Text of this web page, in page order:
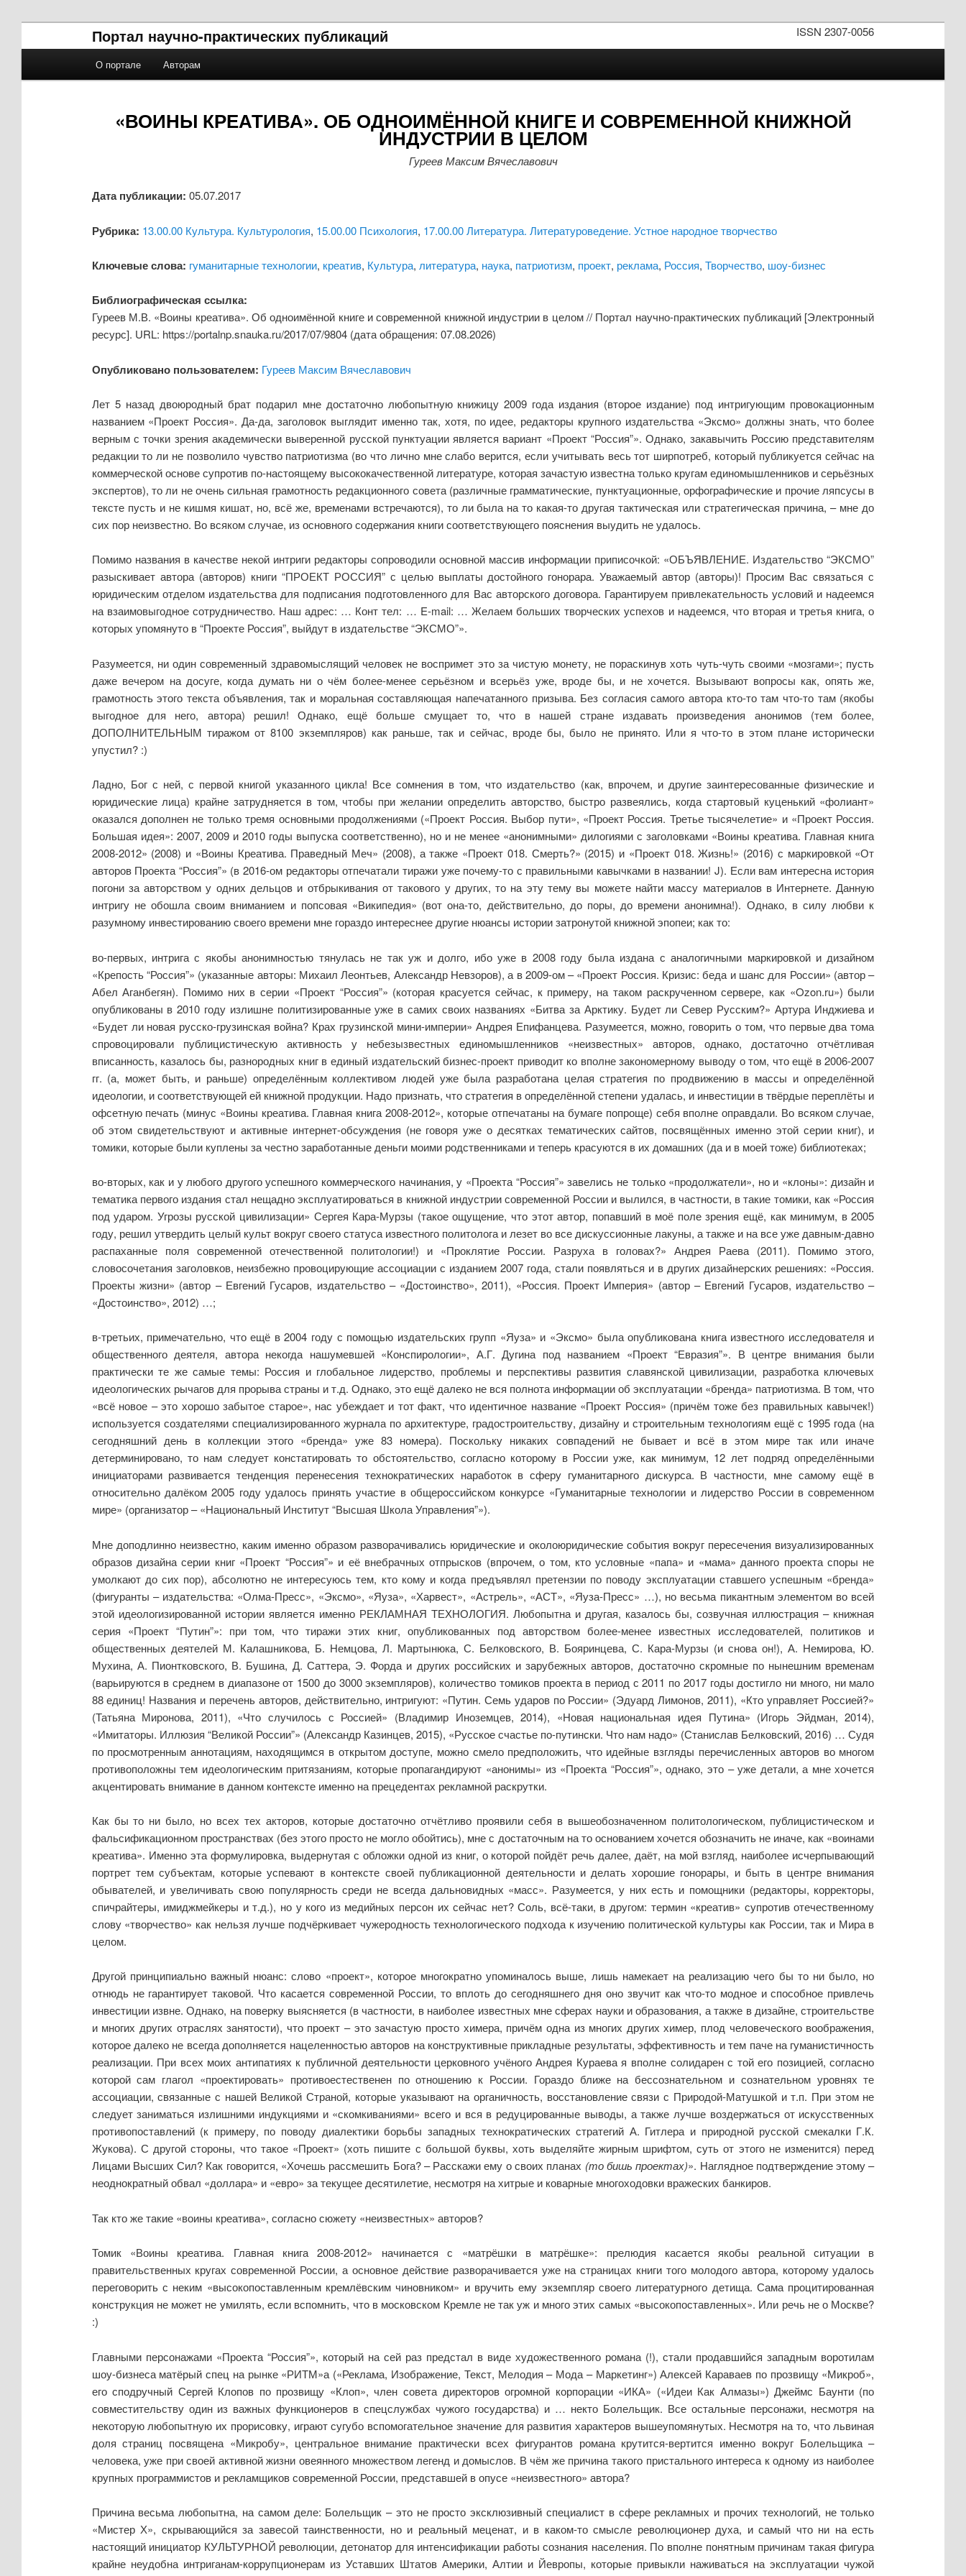
Портал научно-практических публикаций
ISSN 2307-0056
Перейти к основному содержимому
Перейти к дополнительному содержимому
О портале Авторам
«ВОИНЫ КРЕАТИВА». ОБ ОДНОИМЁННОЙ КНИГЕ И СОВРЕМЕННОЙ КНИЖНОЙ
ИНДУСТРИИ В ЦЕЛОМ
Гуреев Максим Вячеславович
Дата публикации: 05.07.2017
Рубрика: 13.00.00 Культура. Культурология, 15.00.00 Психология, 17.00.00 Литература. Литературоведение. Устное народное творчество
Ключевые слова: гуманитарные технологии, креатив, Культура, литература, наука, патриотизм, проект, реклама, Россия, Творчество, шоу-бизнес
Библиографическая ссылка:
Гуреев М.В. «Воины креатива». Об одноимённой книге и современной книжной индустрии в целом // Портал научно-практических публикаций [Электронный
ресурс]. URL: https://portalnp.snauka.ru/2017/07/9804 (дата обращения: 07.08.2026)
Опубликовано пользователем: Гуреев Максим Вячеславович
Лет 5 назад двоюродный брат подарил мне достаточно любопытную книжицу 2009 года издания (второе издание) под интригующим провокационным
названием «Проект Россия». Да-да, заголовок выглядит именно так, хотя, по идее, редакторы крупного издательства «Эксмо» должны знать, что более
верным с точки зрения академически выверенной русской пунктуации является вариант «Проект “Россия”». Однако, закавычить Россию представителям
редакции то ли не позволило чувство патриотизма (во что лично мне слабо верится, если учитывать весь тот ширпотреб, который публикуется сейчас на
коммерческой основе супротив по-настоящему высококачественной литературе, которая зачастую известна только кругам единомышленников и серьёзных
экспертов), то ли не очень сильная грамотность редакционного совета (различные грамматические, пунктуационные, орфографические и прочие ляпсусы в
тексте пусть и не кишмя кишат, но, всё же, временами встречаются), то ли была на то какая-то другая тактическая или стратегическая причина, – мне до
сих пор неизвестно. Во всяком случае, из основного содержания книги соответствующего пояснения выудить не удалось.
Помимо названия в качестве некой интриги редакторы сопроводили основной массив информации приписочкой: «ОБЪЯВЛЕНИЕ. Издательство “ЭКСМО”
разыскивает автора (авторов) книги “ПРОЕКТ РОССИЯ” с целью выплаты достойного гонорара. Уважаемый автор (авторы)! Просим Вас связаться с
юридическим отделом издательства для подписания подготовленного для Вас авторского договора. Гарантируем привлекательность условий и надеемся
на взаимовыгодное сотрудничество. Наш адрес: … Конт тел: … E-mail: … Желаем больших творческих успехов и надеемся, что вторая и третья книга, о
которых упомянуто в “Проекте Россия”, выйдут в издательстве “ЭКСМО”».
Разумеется, ни один современный здравомыслящий человек не воспримет это за чистую монету, не пораскинув хоть чуть-чуть своими «мозгами»; пусть
даже вечером на досуге, когда думать ни о чём более-менее серьёзном и всерьёз уже, вроде бы, и не хочется. Вызывают вопросы как, опять же,
грамотность этого текста объявления, так и моральная составляющая напечатанного призыва. Без согласия самого автора кто-то там что-то там (якобы
выгодное для него, автора) решил! Однако, ещё больше смущает то, что в нашей стране издавать произведения анонимов (тем более,
ДОПОЛНИТЕЛЬНЫМ тиражом от 8100 экземпляров) как раньше, так и сейчас, вроде бы, было не принято. Или я что-то в этом плане исторически
упустил? :)
Ладно, Бог с ней, с первой книгой указанного цикла! Все сомнения в том, что издательство (как, впрочем, и другие заинтересованные физические и
юридические лица) крайне затрудняется в том, чтобы при желании определить авторство, быстро развеялись, когда стартовый куценький «фолиант»
оказался дополнен не только тремя основными продолжениями («Проект Россия. Выбор пути», «Проект Россия. Третье тысячелетие» и «Проект Россия.
Большая идея»: 2007, 2009 и 2010 годы выпуска соответственно), но и не менее «анонимными» дилогиями с заголовками «Воины креатива. Главная книга
2008-2012» (2008) и «Воины Креатива. Праведный Меч» (2008), а также «Проект 018. Смерть?» (2015) и «Проект 018. Жизнь!» (2016) с маркировкой «От
авторов Проекта “Россия”» (в 2016-ом редакторы отпечатали тиражи уже почему-то с правильными кавычками в названии! J). Если вам интересна история
погони за авторством у одних дельцов и отбрыкивания от такового у других, то на эту тему вы можете найти массу материалов в Интернете. Данную
интригу не обошла своим вниманием и попсовая «Википедия» (вот она-то, действительно, до поры, до времени анонимна!). Однако, в силу любви к
разумному инвестированию своего времени мне гораздо интереснее другие нюансы истории затронутой книжной эпопеи; как то:
во-первых, интрига с якобы анонимностью тянулась не так уж и долго, ибо уже в 2008 году была издана с аналогичными маркировкой и дизайном
«Крепость “Россия”» (указанные авторы: Михаил Леонтьев, Александр Невзоров), а в 2009-ом – «Проект Россия. Кризис: беда и шанс для России» (автор –
Абел Аганбегян). Помимо них в серии «Проект “Россия”» (которая красуется сейчас, к примеру, на таком раскрученном сервере, как «Ozon.ru») были
опубликованы в 2010 году излишне политизированные уже в самих своих названиях «Битва за Арктику. Будет ли Север Русским?» Артура Инджиева и
«Будет ли новая русско-грузинская война? Крах грузинской мини-империи» Андрея Епифанцева. Разумеется, можно, говорить о том, что первые два тома
спровоцировали публицистическую активность у небезызвестных единомышленников «неизвестных» авторов, однако, достаточно отчётливая
вписанность, казалось бы, разнородных книг в единый издательский бизнес-проект приводит ко вполне закономерному выводу о том, что ещё в 2006-2007
гг. (а, может быть, и раньше) определённым коллективом людей уже была разработана целая стратегия по продвижению в массы и определённой
идеологии, и соответствующей ей книжной продукции. Надо признать, что стратегия в определённой степени удалась, и инвестиции в твёрдые переплёты и
офсетную печать (минус «Воины креатива. Главная книга 2008-2012», которые отпечатаны на бумаге попроще) себя вполне оправдали. Во всяком случае,
об этом свидетельствуют и активные интернет-обсуждения (не говоря уже о десятках тематических сайтов, посвящённых именно этой серии книг), и
томики, которые были куплены за честно заработанные деньги моими родственниками и теперь красуются в их домашних (да и в моей тоже) библиотеках;
во-вторых, как и у любого другого успешного коммерческого начинания, у «Проекта “Россия”» завелись не только «продолжатели», но и «клоны»: дизайн и
тематика первого издания стал нещадно эксплуатироваться в книжной индустрии современной России и вылился, в частности, в такие томики, как «Россия
под ударом. Угрозы русской цивилизации» Сергея Кара-Мурзы (такое ощущение, что этот автор, попавший в моё поле зрения ещё, как минимум, в 2005
году, решил утвердить целый культ вокруг своего статуса известного политолога и лезет во все дискуссионные лакуны, а также и на все уже давным-давно
распаханные поля современной отечественной политологии!) и «Проклятие России. Разруха в головах?» Андрея Раева (2011). Помимо этого,
словосочетания заголовков, неизбежно провоцирующие ассоциации с изданием 2007 года, стали появляться и в других дизайнерских решениях: «Россия.
Проекты жизни» (автор – Евгений Гусаров, издательство – «Достоинство», 2011), «Россия. Проект Империя» (автор – Евгений Гусаров, издательство –
«Достоинство», 2012) …;
в-третьих, примечательно, что ещё в 2004 году с помощью издательских групп «Яуза» и «Эксмо» была опубликована книга известного исследователя и
общественного деятеля, автора некогда нашумевшей «Конспирологии», А.Г. Дугина под названием «Проект “Евразия”». В центре внимания были
практически те же самые темы: Россия и глобальное лидерство, проблемы и перспективы развития славянской цивилизации, разработка ключевых
идеологических рычагов для прорыва страны и т.д. Однако, это ещё далеко не вся полнота информации об эксплуатации «бренда» патриотизма. В том, что
«всё новое – это хорошо забытое старое», нас убеждает и тот факт, что идентичное название «Проект Россия» (причём тоже без правильных кавычек!)
используется создателями специализированного журнала по архитектуре, градостроительству, дизайну и строительным технологиям ещё с 1995 года (на
сегодняшний день в коллекции этого «бренда» уже 83 номера). Поскольку никаких совпадений не бывает и всё в этом мире так или иначе
детерминировано, то нам следует констатировать то обстоятельство, согласно которому в России уже, как минимум, 12 лет подряд определёнными
инициаторами развивается тенденция перенесения технократических наработок в сферу гуманитарного дискурса. В частности, мне самому ещё в
относительно далёком 2005 году удалось принять участие в общероссийском конкурсе «Гуманитарные технологии и лидерство России в современном
мире» (организатор – «Национальный Институт “Высшая Школа Управления”»).
Мне доподлинно неизвестно, каким именно образом разворачивались юридические и околоюридические события вокруг пересечения визуализированных
образов дизайна серии книг «Проект “Россия”» и её внебрачных отпрысков (впрочем, о том, кто условные «папа» и «мама» данного проекта споры не
умолкают до сих пор), абсолютно не интересуюсь тем, кто кому и когда предъявлял претензии по поводу эксплуатации ставшего успешным «бренда»
(фигуранты – издательства: «Олма-Пресс», «Эксмо», «Яуза», «Харвест», «Астрель», «АСТ», «Яуза-Пресс» …), но весьма пикантным элементом во всей
этой идеологизированной истории является именно РЕКЛАМНАЯ ТЕХНОЛОГИЯ. Любопытна и другая, казалось бы, созвучная иллюстрация – книжная
серия «Проект “Путин”»: при том, что тиражи этих книг, опубликованных под авторством более-менее известных исследователей, политиков и
общественных деятелей М. Калашникова, Б. Немцова, Л. Мартынюка, С. Белковского, В. Бояринцева, С. Кара-Мурзы (и снова он!), А. Немирова, Ю.
Мухина, А. Пионтковского, В. Бушина, Д. Саттера, Э. Форда и других российских и зарубежных авторов, достаточно скромные по нынешним временам
(варьируются в среднем в диапазоне от 1500 до 3000 экземпляров), количество томиков проекта в период с 2011 по 2017 годы достигло ни много, ни мало
88 единиц! Названия и перечень авторов, действительно, интригуют: «Путин. Семь ударов по России» (Эдуард Лимонов, 2011), «Кто управляет Россией?»
(Татьяна Миронова, 2011), «Что случилось с Россией» (Владимир Иноземцев, 2014), «Новая национальная идея Путина» (Игорь Эйдман, 2014),
«Имитаторы. Иллюзия “Великой России”» (Александр Казинцев, 2015), «Русское счастье по-путински. Что нам надо» (Станислав Белковский, 2016) … Судя
по просмотренным аннотациям, находящимся в открытом доступе, можно смело предположить, что идейные взгляды перечисленных авторов во многом
противоположны тем идеологическим притязаниям, которые пропагандируют «анонимы» из «Проекта “Россия”», однако, это – уже детали, а мне хочется
акцентировать внимание в данном контексте именно на прецедентах рекламной раскрутки.
Как бы то ни было, но всех тех акторов, которые достаточно отчётливо проявили себя в вышеобозначенном политологическом, публицистическом и
фальсификационном пространствах (без этого просто не могло обойтись), мне с достаточным на то основанием хочется обозначить не иначе, как «воинами
креатива». Именно эта формулировка, выдернутая с обложки одной из книг, о которой пойдёт речь далее, даёт, на мой взгляд, наиболее исчерпывающий
портрет тем субъектам, которые успевают в контексте своей публикационной деятельности и делать хорошие гонорары, и быть в центре внимания
обывателей, и увеличивать свою популярность среди не всегда дальновидных «масс». Разумеется, у них есть и помощники (редакторы, корректоры,
спичрайтеры, имиджмейкеры и т.д.), но у кого из медийных персон их сейчас нет? Соль, всё-таки, в другом: термин «креатив» супротив отечественному
слову «творчество» как нельзя лучше подчёркивает чужеродность технологического подхода к изучению политической культуры как России, так и Мира в
целом.
Другой принципиально важный нюанс: слово «проект», которое многократно упоминалось выше, лишь намекает на реализацию чего бы то ни было, но
отнюдь не гарантирует таковой. Что касается современной России, то вплоть до сегодняшнего дня оно звучит как что-то модное и способное привлечь
инвестиции извне. Однако, на поверку выясняется (в частности, в наиболее известных мне сферах науки и образования, а также в дизайне, строительстве
и многих других отраслях занятости), что проект – это зачастую просто химера, причём одна из многих других химер, плод человеческого воображения,
которое далеко не всегда дополняется нацеленностью авторов на конструктивные прикладные результаты, эффективность и тем паче на гуманистичность
реализации. При всех моих антипатиях к публичной деятельности церковного учёного Андрея Кураева я вполне солидарен с той его позицией, согласно
которой сам глагол «проектировать» противоестественен по отношению к России. Гораздо ближе на бессознательном и сознательном уровнях те
ассоциации, связанные с нашей Великой Страной, которые указывают на органичность, восстановление связи с Природой-Матушкой и т.п. При этом не
следует заниматься излишними индукциями и «скомкиваниями» всего и вся в редуцированные выводы, а также лучше воздержаться от искусственных
противопоставлений (к примеру, по поводу диалектики борьбы западных технократических стратегий А. Гитлера и природной русской смекалки Г.К.
Жукова). С другой стороны, что такое «Проект» (хоть пишите с большой буквы, хоть выделяйте жирным шрифтом, суть от этого не изменится) перед
Лицами Высших Сил? Как говорится, «Хочешь рассмешить Бога? – Расскажи ему о своих планах (то бишь проектах)». Наглядное подтверждение этому –
неоднократный обвал «доллара» и «евро» за текущее десятилетие, несмотря на хитрые и коварные многоходовки вражеских банкиров.
Так кто же такие «воины креатива», согласно сюжету «неизвестных» авторов?
Томик «Воины креатива. Главная книга 2008-2012» начинается с «матрёшки в матрёшке»: прелюдия касается якобы реальной ситуации в
правительственных кругах современной России, а основное действие разворачивается уже на страницах книги того молодого автора, которому удалось
переговорить с неким «высокопоставленным кремлёвским чиновником» и вручить ему экземпляр своего литературного детища. Сама процитированная
конструкция не может не умилять, если вспомнить, что в московском Кремле не так уж и много этих самых «высокопоставленных». Или речь не о Москве?
:)
Главными персонажами «Проекта “Россия”», который на сей раз предстал в виде художественного романа (!), стали продавшийся западным воротилам
шоу-бизнеса матёрый спец на рынке «РИТМ»а («Реклама, Изображение, Текст, Мелодия – Мода – Маркетинг») Алексей Караваев по прозвищу «Микроб»,
его сподручный Сергей Клопов по прозвищу «Клоп», член совета директоров огромной корпорации «ИКА» («Идеи Как Алмазы») Джеймс Баунти (по
совместительству один из важных функционеров в спецслужбах чужого государства) и … некто Болельщик. Все остальные персонажи, несмотря на
некоторую любопытную их прорисовку, играют сугубо вспомогательное значение для развития характеров вышеупомянутых. Несмотря на то, что львиная
доля страниц посвящена «Микробу», центральное внимание практически всех фигурантов романа крутится-вертится именно вокруг Болельщика –
человека, уже при своей активной жизни овеянного множеством легенд и домыслов. В чём же причина такого пристального интереса к одному из наиболее
крупных программистов и рекламщиков современной России, представшей в опусе «неизвестного» автора?
Причина весьма любопытна, на самом деле: Болельщик – это не просто эксклюзивный специалист в сфере рекламных и прочих технологий, не только
«Мистер Х», скрывающийся за завесой таинственности, но и реальный меценат, и в каком-то смысле революционер духа, и самый что ни на есть
настоящий инициатор КУЛЬТУРНОЙ революции, детонатор для интенсификации работы сознания населения. По вполне понятным причинам такая фигура
крайне неудобна интриганам-коррупционерам из Уставших Штатов Америки, Алтии и Йевропы, которые привыкли наживаться на эксплуатации чужой